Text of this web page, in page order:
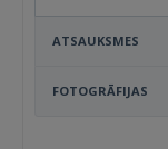
ATSAUKSMES
FOTOGRĀFIJAS